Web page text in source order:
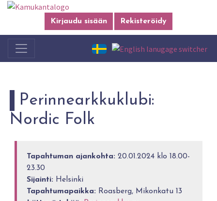
Kirjaudu sisään Rekisteröidy
Perinnearkkuklubi:
Nordic Folk
Tapahtuman ajankohta: 20.01.2024 klo 18.00-
23.30
Sijainti: Helsinki
Tapahtumapaikka: Roasberg, Mikonkatu 13